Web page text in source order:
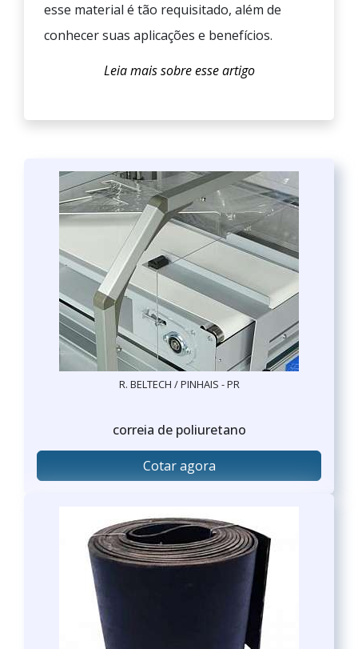
esse material é tão requisitado, além de
conhecer suas aplicações e benefícios.
R. BELTECH / PINHAIS - PR
correia de poliuretano
Cotar agora